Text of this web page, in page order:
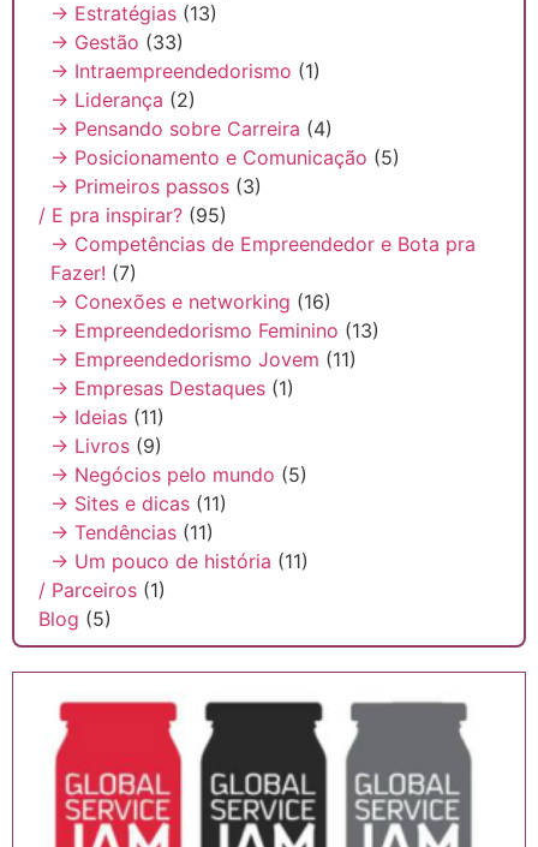
→ Estratégias (13)
→ Gestão (33)
→ Intraempreendedorismo (1)
→ Liderança (2)
→ Pensando sobre Carreira (4)
→ Posicionamento e Comunicação (5)
→ Primeiros passos (3)
/ E pra inspirar? (95)
→ Competências de Empreendedor e Bota pra
Fazer! (7)
→ Conexões e networking (16)
→ Empreendedorismo Feminino (13)
→ Empreendedorismo Jovem (11)
→ Empresas Destaques (1)
→ Ideias (11)
→ Livros (9)
→ Negócios pelo mundo (5)
→ Sites e dicas (11)
→ Tendências (11)
→ Um pouco de história (11)
/ Parceiros (1)
Blog (5)